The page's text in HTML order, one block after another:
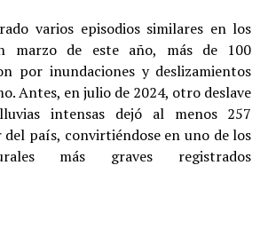
varios episodios similares en los
marzo de este año, más de 100
por inundaciones y deslizamientos
Antes, en julio de 2024, otro deslave
intensas dejó al menos 257
país, convirtiéndose en uno de los
más graves registrados